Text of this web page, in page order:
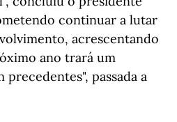
continuar a lutar
acrescentando
ano trará um
precedentes", passada a